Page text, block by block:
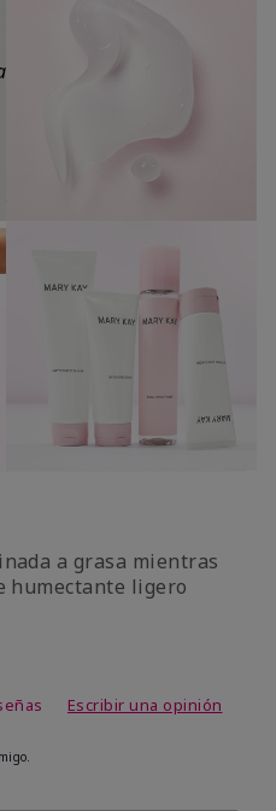
a grasa mientras
humectante ligero
4,3 de 5Escribir una opinión